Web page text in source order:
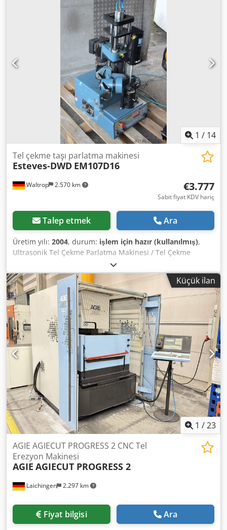
m/dakika, besleme silindir çiftleri: 3, bükme kafasının
enine hareketi min./maks.: -200 mm / 200 mm, bükme
kafasının hareketi min./maks.: -120 mm / 25 mm, bükme
kafasının yönlendirilmesi: 0° / 30°, geri çekme uzunluğu
aralığı: 400 mm - 1300 mm, bükme momenti: 520 Nm,
sıkıştırma kuvveti: 10 kN. Makinenin boyutları X/Y/Z:
yaklaşık 3500 mm / 1800 mm / 2300 mm, ağırlık: yaklaşık
5800 kg. Belgeler mevcuttur. Şantiyede inceleme yapmak
mümkündür. Dcodpfx Aezka Nwomrsk
1 / 14
Waltrop 2.570 km
Tel çekme taşı parlatma makinesi
Esteves-DWD EM107D16
€3.777
Sabit fiyat KDV hariç
Talep etmek Ara
Üretim yılı: 2004, durum: işlem için hazır (kullanılmış),
Ultrasonik Tel Çekme Parlatma Makinesi / Tel Çekme
Makinesi Esteves-DWD 107D16 Yıl: 2004 Djdoyxxy Hjpfx
Amreck 230 V 20 kHz 4-6 Bar
Küçük ilan
1 /23
Laichingen 2.297 km
AGIE AGIECUT PROGRESS 2 CNC Tel
Erezyon Makinesi
AGIE AGIECUT PROGRESS 2
Fiyat bilgisi Ara